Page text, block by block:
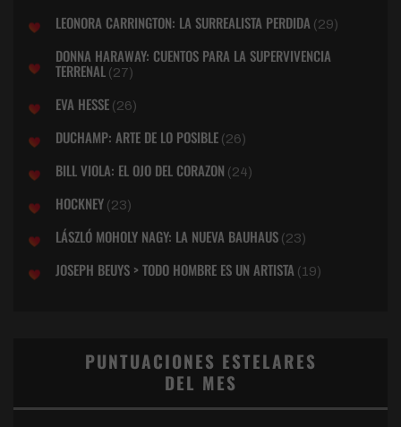
LEONORA CARRINGTON: LA SURREALISTA PERDIDA (29)
DONNA HARAWAY: CUENTOS PARA LA SUPERVIVENCIA
TERRENAL (27)
EVA HESSE (26)
DUCHAMP: ARTE DE LO POSIBLE (26)
BILL VIOLA: EL OJO DEL CORAZON (24)
HOCKNEY (23)
LÁSZLÓ MOHOLY NAGY: LA NUEVA BAUHAUS (23)
JOSEPH BEUYS > TODO HOMBRE ES UN ARTISTA (19)
PUNTUACIONES ESTELARES
DEL MES